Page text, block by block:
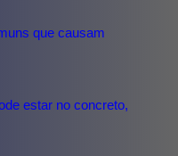
que causam
estar no concreto,